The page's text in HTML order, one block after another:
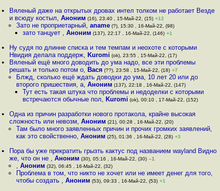
Вяленый даже на открытых дровах интел толком не работает Везде
и всюду костыл,Аноним (16), 23:40 , 15-Май-22, (15) +12
Зато не проприетарный, aname(?), 15:30 , 16-Май-22, (98)
зато танцует , Аноним (137), 22:17 , 16-Май-22, (146) +1
Ну судя по длинне списка и тем темпам и неохоте с которыми
Нвидия делала поддерж, Kuromi (ok), 23:55 , 15-Май-22, (17)
Вяленый ещё много доводить до ума надо, все эти проблемы
решать и только потом о, Вася (??), 23:58 , 15-Май-22, (18) +7
Блжд, сколько ещё ждать доводки до ума, 10 лет 20 или до
второго пришествия, а, Аноним (137), 22:18 , 16-Май-22, (147)
Тут есть такая штука что проблемы и недоделки с которыми
встречаются обычные пол, Kuromi (ok), 00:10 , 17-Май-22, (152)
Одна из причин разработки нового протакола, крайне высокая
сложность или невозм,Аноним (21), 00:28 , 16-Май-22, (20)
Там было много заявленных причин и прочих громких заявлений,
как это свойственно, Аноним (25), 01:36 , 16-Май-22, (28) +3
Пора бы уже прекратить грызть кактус под названием wayland Видно
же, что он не ,Аноним (30), 05:16 , 16-Май-22, (30) –1
, Аноним (32), 06:45 , 16-Май-22, (32)
Проблема в том, что никто не хочет или не имеет денег для того,
чтобы создать , Аноним (53), 09:33 , 16-Май-22, (53) +1